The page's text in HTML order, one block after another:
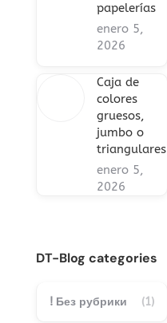
papelerías
enero 5,
2026
Caja de
colores
gruesos,
jumbo o
triangulares
enero 5,
2026
DT-Blog categories
! Без рубрики (1)